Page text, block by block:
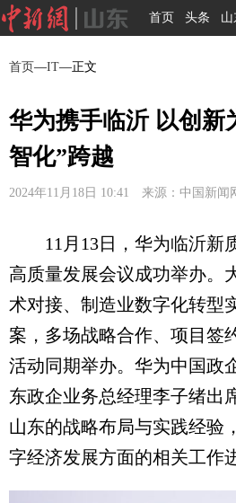
首页 头条 山
首页—IT—正文
华为携手临沂 以创新
智化”跨越
2024年11月18日 10:41 来源：中国新闻
11月13日，华为临沂新
高质量发展会议成功举办。
术对接、制造业数字化转型
案，多场战略合作、项目签
活动同期举办。华为中国政
东政企业务总经理李子绪出
山东的战略布局与实践经验
字经济发展方面的相关工作